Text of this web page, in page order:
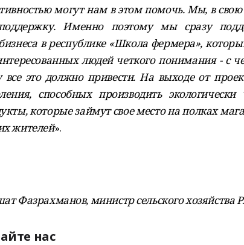
могут нам в этом помочь. Мы, в свою
Именно поэтому мы сразу
в республике «Школа фермера»,
людей четкого понимания - с
все это должно привести. На выходе от
способных производить экологически
которые займут свое место на полках
жителей».
Фазрахманов, министр сельского хозяйства
нас